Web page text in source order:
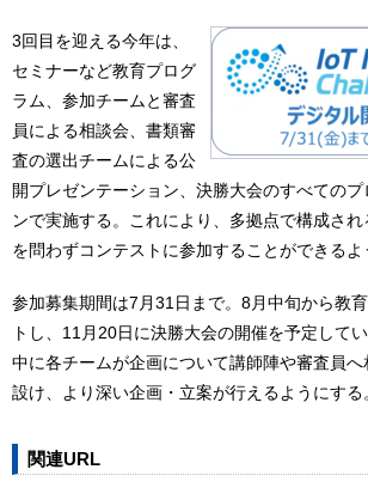
3回目を迎える今年は、
セミナーなど教育プログ
ラム、参加チームと審査
員による相談会、書類審
査の選出チームによる公
開プレゼンテーション、決勝大会のすべての
ンで実施する。これにより、多拠点で構成さ
を問わずコンテストに参加することができるよ
参加募集期間は7月31日まで。8月中旬から教
トし、11月20日に決勝大会の開催を予定して
中に各チームが企画について講師陣や審査員
設け、より深い企画・立案が行えるようにする
関連URL